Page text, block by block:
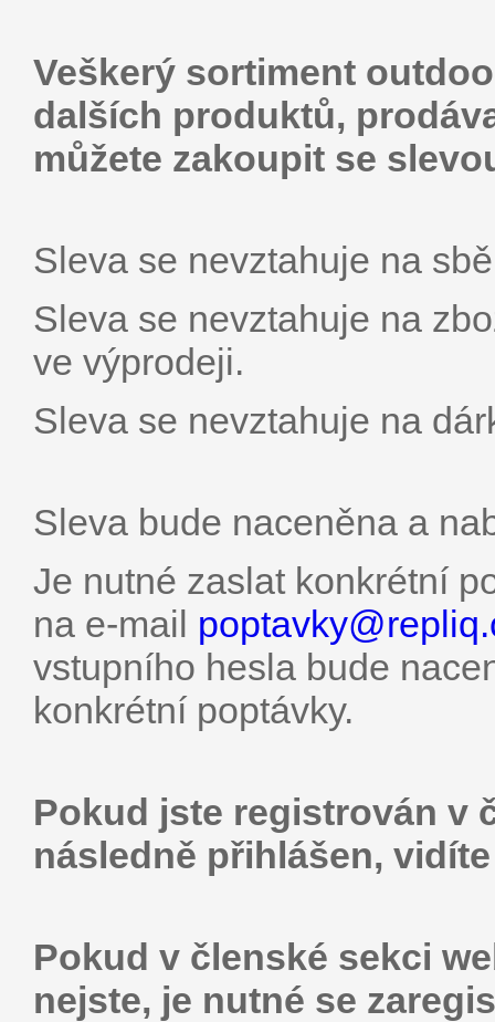
Veškerý sortiment
dalších produktů,
můžete zakoupit se
Sleva se nevztahuje na
Sleva se nevztahuje na
ve výprodeji.
Sleva se nevztahuje na
Sleva bude naceněna a
Je nutné zaslat konkrétní
na e-mail poptavky@
vstupního hesla bude
konkrétní poptávky.
Pokud jste registrován v
následně přihlášen,
Pokud v členské sekci
nejste, je nutné se